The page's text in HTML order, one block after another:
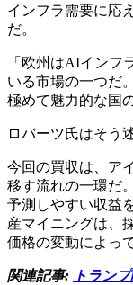
インフラ需要に応
だ。
「欧州はAIインフ
いる市場の一つだ
極めて魅力的な国
ロバーツ氏はそう
今回の買収は、ア
移す流れの一環だ
予測しやすい収益
産マイニングは、
価格の変動によっ
関連記事: トラン